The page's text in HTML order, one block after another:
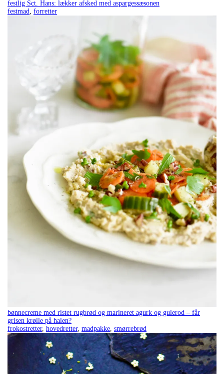
festlig Sct. Hans: lækker afsked med aspargessæsonen
festmad, forretter
bønnecreme med ristet rugbrød og marineret agurk og gulerod – får
grisen krølle på halen?
frokostretter, hovedretter, madpakke smørrebrød